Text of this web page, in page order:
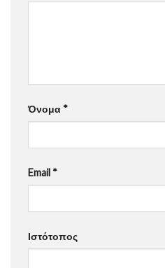
Όνομα *
Email *
Ιστότοπος